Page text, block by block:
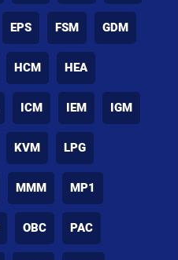
EPS FSM GDM
HCM HEA
ICM IEM IGM
KVM LPG
MMM MP1
OBC PAC